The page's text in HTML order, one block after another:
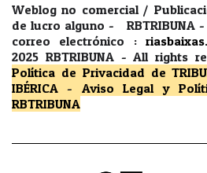
Weblog no comercial /
de lucro alguno - RBTRIBUNA -
correo electrónico :
2025 RBTRIBUNA -All rights
Política de Privacidad de
IBÉRICA - Aviso Legal y
RBTRIBUNA